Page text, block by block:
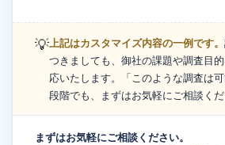
💡上記はカスタマイズ内容の一例です。
つきましても、御社の課題や調査目
応いたします。「このような調査は
段階でも、まずはお気軽にご相談くだ
まずはお気軽にご相談ください。